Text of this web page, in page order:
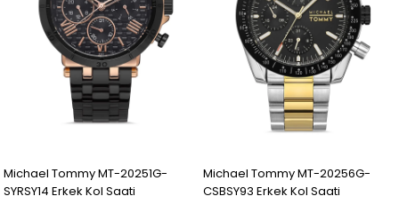
Michael Tommy MT-20251G-
SYRSY14 Erkek Kol Saati
Michael Tommy MT-20256G-
CSBSY93 Erkek Kol Saati